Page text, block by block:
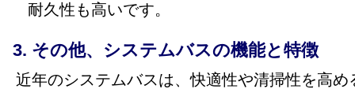
耐久性も高いです。
その他、システムバスの機能と特徴
近年のシステムバスは、快適性や清掃性を高